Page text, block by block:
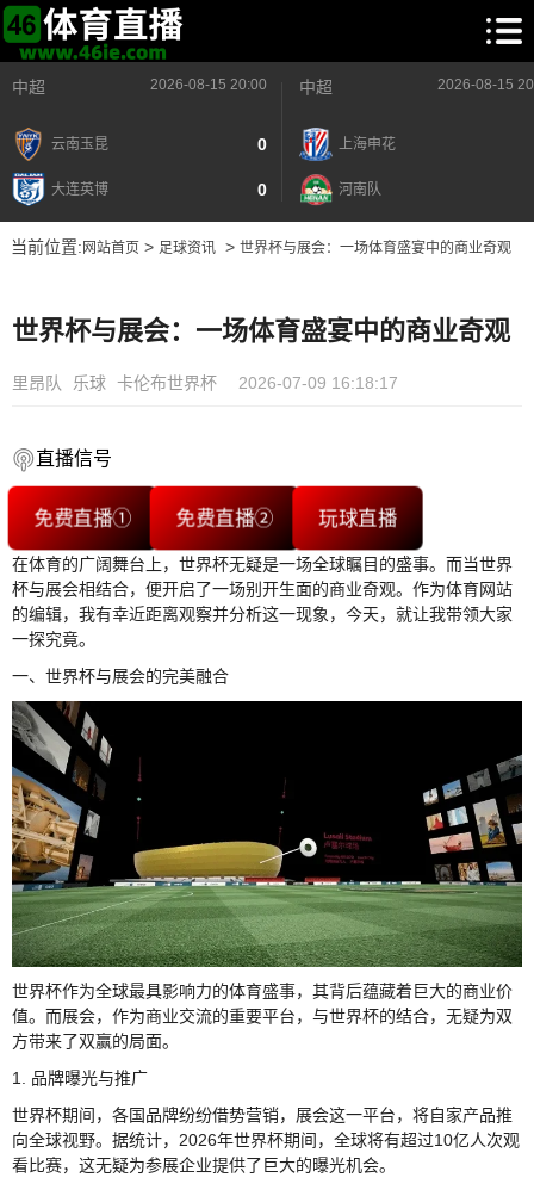
中超 2026-08-15 20:00
云南玉昆 0
大连英博 0
中超 2026-08-15
上海申花
河南队
当前位置: 网站首页> 足球资讯> 世界杯与展会：一场体育盛宴中的商业奇观
世界杯与展会：一场体育盛宴中的商业奇观
里昂队 乐球 卡伦布世界杯 2026-07-09 16:18:17
直播信号
免费直播① 免费直播② 玩球直播
在体育的广阔舞台上，世界杯无疑是一场全球瞩目的盛事。而当世界
杯与展会相结合，便开启了一场别开生面的商业奇观。作为体育网站
的编辑，我有幸近距离观察并分析这一现象，今天，就让我带领大家
一探究竟。
一、世界杯与展会的完美融合
世界杯作为全球最具影响力的体育盛事，其背后蕴藏着巨大的商业价
值。而展会，作为商业交流的重要平台，与世界杯的结合，无疑为双
方带来了双赢的局面。
1. 品牌曝光与推广
世界杯期间，各国品牌纷纷借势营销，展会这一平台，将自家产品推
向全球视野。据统计，2026年世界杯期间，全球将有超过10亿人次观
看比赛，这无疑为参展企业提供了巨大的曝光机会。